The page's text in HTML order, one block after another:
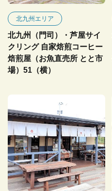
北九州エリア
北九州（門司）・芦屋サイ
クリング 自家焙煎コーヒー
焙煎屋（お魚直売所 とと市
場）51（横）